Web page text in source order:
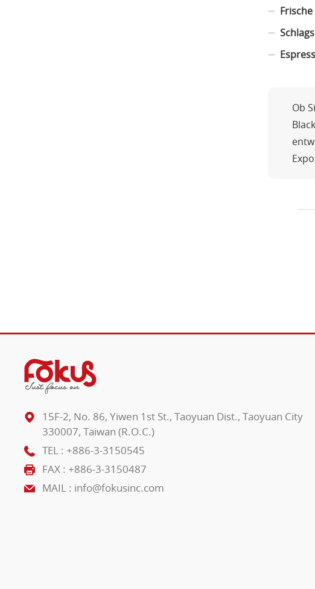
Ob
15F-2, No. 86, Yiwen 1st St., Taoyuan Dist., Taoyuan City
330007, Taiwan (R.O.C.)
TEL : +886-3-3150545
FAX : +886-3-3150487
MAIL : info@fokusinc.com